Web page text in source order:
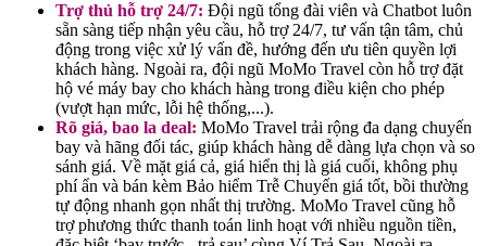
Trợ thủ hỗ trợ 24/7: Đội ngũ tổng đài viên và Chatbot luôn
sẵn sàng tiếp nhận yêu cầu, hỗ trợ 24/7, tư vấn tận tâm, chủ
động trong việc xử lý vấn đề, hướng đến ưu tiên quyền lợi
khách hàng. Ngoài ra, đội ngũ MoMo Travel còn hỗ trợ đặt
hộ vé máy bay cho khách hàng trong điều kiện cho phép
(vượt hạn mức, lỗi hệ thống,...).
Rõ giá, bao la deal: MoMo Travel trải rộng đa dạng chuyến
bay và hãng đối tác, giúp khách hàng dễ dàng lựa chọn và so
sánh giá. Về mặt giá cả, giá hiển thị là giá cuối, không phụ
phí ẩn và bán kèm Bảo hiểm Trễ Chuyến giá tốt, bồi thường
tự động nhanh gọn nhất thị trường. MoMo Travel cũng hỗ
trợ phương thức thanh toán linh hoạt với nhiều nguồn tiền,